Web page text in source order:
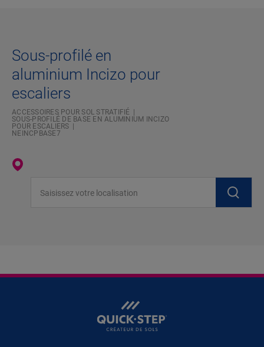
Sous-profilé en
aluminium Incizo pour
escaliers
ACCESSOIRES POUR SOL STRATIFIÉ
SOUS-PROFILÉ DE BASE EN ALUMINIUM INCIZO
POUR ESCALIERS
NEINCPBASE7